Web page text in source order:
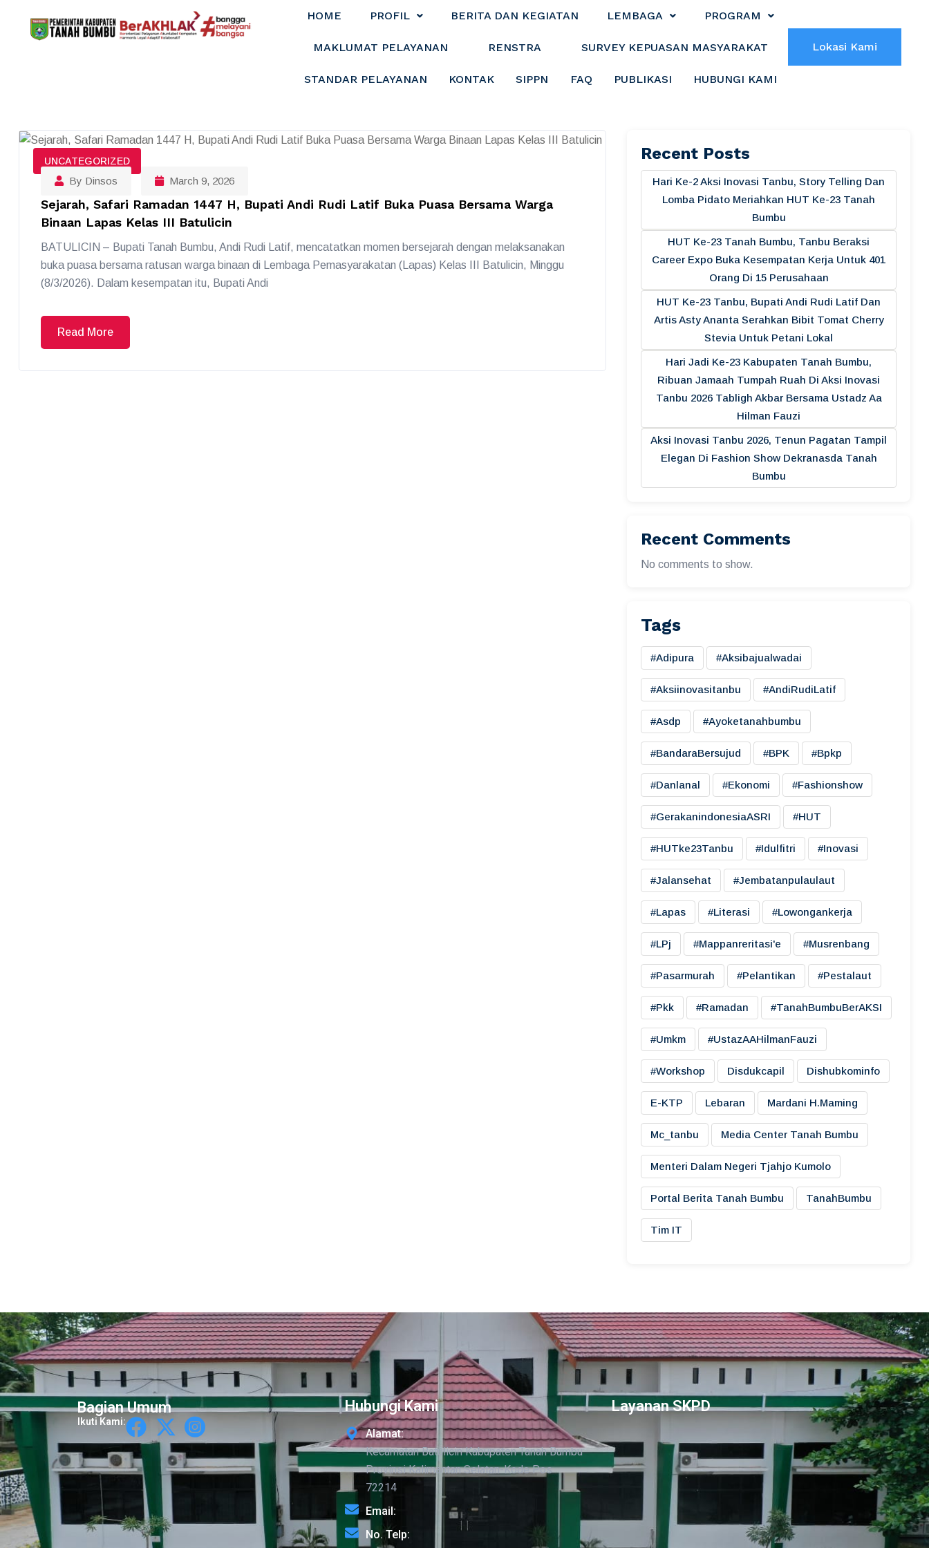
HOME PROFIL BERITA DAN KEGIATAN LEMBAGA PROGRAM
MAKLUMAT PELAYANAN RENSTRA SURVEY KEPUASAN MASYARAKAT
STANDAR PELAYANAN KONTAK SIPPN FAQ PUBLIKASI HUBUNGI KAMI
Lokasi Kami
UNCATEGORIZED
By Dinsos March 9, 2026
Sejarah, Safari Ramadan 1447 H, Bupati Andi Rudi Latif Buka Puasa Bersama Warga
Binaan Lapas Kelas III Batulicin
BATULICIN – Bupati Tanah Bumbu, Andi Rudi Latif, mencatatkan momen bersejarah dengan melaksanakan
buka puasa bersama ratusan warga binaan di Lembaga Pemasyarakatan (Lapas) Kelas III Batulicin, Minggu
(8/3/2026). Dalam kesempatan itu, Bupati Andi
Read More
Recent Posts
Hari Ke-2 Aksi Inovasi Tanbu, Story Telling Dan
Lomba Pidato Meriahkan HUT Ke-23 Tanah
Bumbu
HUT Ke-23 Tanah Bumbu, Tanbu Beraksi
Career Expo Buka Kesempatan Kerja Untuk 401
Orang Di 15 Perusahaan
HUT Ke-23 Tanbu, Bupati Andi Rudi Latif Dan
Artis Asty Ananta Serahkan Bibit Tomat Cherry
Stevia Untuk Petani Lokal
Hari Jadi Ke-23 Kabupaten Tanah Bumbu,
Ribuan Jamaah Tumpah Ruah Di Aksi Inovasi
Tanbu 2026 Tabligh Akbar Bersama Ustadz Aa
Hilman Fauzi
Aksi Inovasi Tanbu 2026, Tenun Pagatan Tampil
Elegan Di Fashion Show Dekranasda Tanah
Bumbu
Recent Comments
No comments to show.
Tags
#adipura #aksibajualwadai
#aksiinovasitanbu #AndiRudiLatif
#asdp #ayoketanahbumbu
#BandaraBersujud #BPK #bpkp
#danlanal #ekonomi #fashionshow
#gerakanindonesiaASRI #HUT
#HUTke23Tanbu #idulfitri #inovasi
#jalansehat #jembatanpulaulaut
#lapas #literasi #lowongankerja
#LPj #mappanreritasi'e #musrenbang
#pasarmurah #pelantikan #pestalaut
#pkk #ramadan #TanahBumbuBerAKSI
#umkm #UstazAAHilmanFauzi
#workshop Disdukcapil Dishubkominfo
E-KTP Lebaran Mardani H.maming
Mc_tanbu Media Center Tanah Bumbu
Menteri Dalam Negeri Tjahjo Kumolo
Portal Berita Tanah Bumbu TanahBumbu
Tim IT
Bagian Umum
Ikuti Kami:
Hubungi Kami
Alamat:
Kecamatan Batulicin Kabupaten Tanah Bumbu
Provinsi Kalimantan Selatan-Kode Pos
72214
Email:
No. Telp:
Layanan SKPD